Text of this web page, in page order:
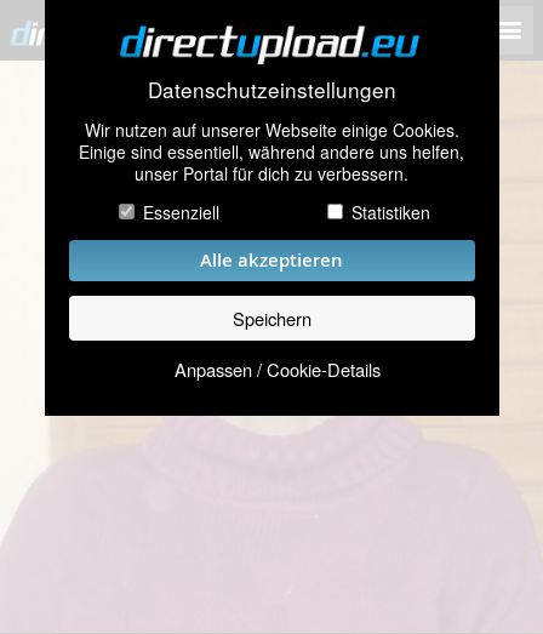
Datenschutzeinstellungen
Wir nutzen auf unserer Webseite einige Cookies.
Einige sind essentiell, während andere uns helfen,
unser Portal für dich zu verbessern.
Essenziell
Statistiken
Alle akzeptieren
Speichern
Anpassen / Cookie-Details